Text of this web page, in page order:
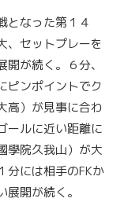
となった第１４
、セットプレーを
が続く。６分、
ピンポイントでク
高）が見事に合わ
ールに近い距離に
學院久我山）が大
分には相手のFKか
開が続く。